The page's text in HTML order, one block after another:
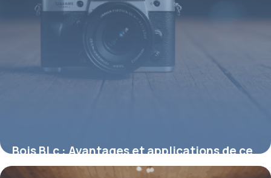
Bois BLc : Avantages et applications de ce
matériau innovant